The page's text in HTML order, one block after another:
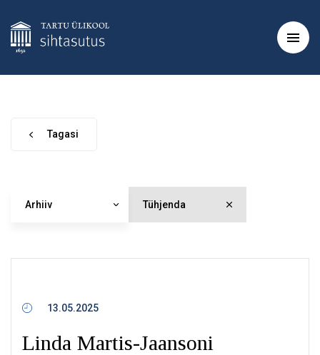
Tagasi
Arhiiv Tühjenda
13.05.2025
Linda Martis-Jaansoni